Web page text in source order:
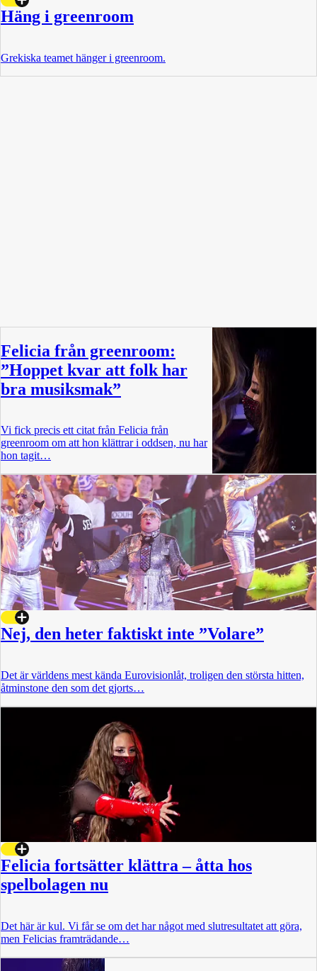
Häng i greenroom
Grekiska teamet hänger i greenroom.
Felicia från greenroom:
”Hoppet kvar att folk har
bra musiksmak”
Vi fick precis ett citat från Felicia från
greenroom om att hon klättrar i oddsen, nu har
hon tagit…
Nej, den heter faktiskt inte ”Volare”
Det är världens mest kända Eurovisionlåt, troligen den största hitten,
åtminstone den som det gjorts…
Felicia fortsätter klättra – åtta hos
spelbolagen nu
Det här är kul. Vi får se om det har något med slutresultatet att göra,
men Felicias framträdande…